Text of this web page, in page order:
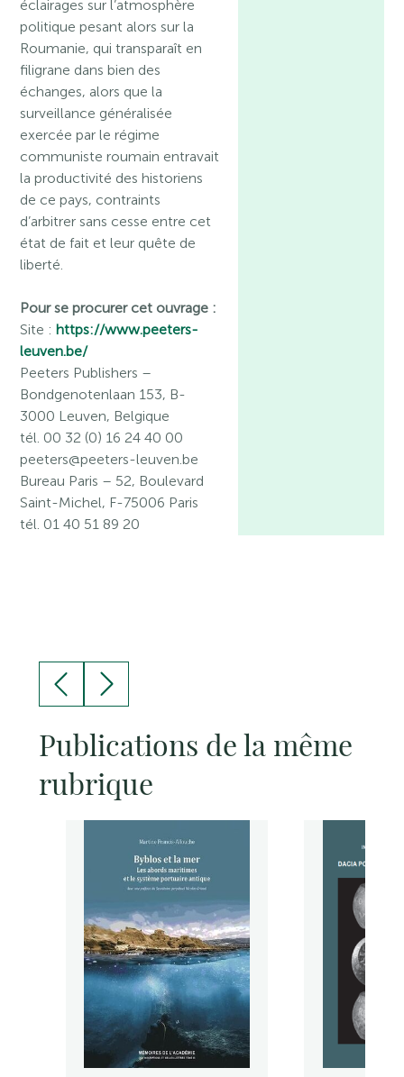
éclairages sur l’atmosphère
politique pesant alors sur la
Roumanie, qui transparaît en
filigrane dans bien des
échanges, alors que la
surveillance généralisée
exercée par le régime
communiste roumain entravait
la productivité des historiens
de ce pays, contraints
d’arbitrer sans cesse entre cet
état de fait et leur quête de
liberté.
Pour se procurer cet ouvrage :
Site : https://www.peeters-
leuven.be/
Peeters Publishers –
Bondgenotenlaan 153, B-
3000 Leuven, Belgique
tél. 00 32 (0) 16 24 40 00
peeters@peeters-leuven.be
Bureau Paris – 52, Boulevard
Saint-Michel, F-75006 Paris
tél. 01 40 51 89 20
Publications de la même
rubrique